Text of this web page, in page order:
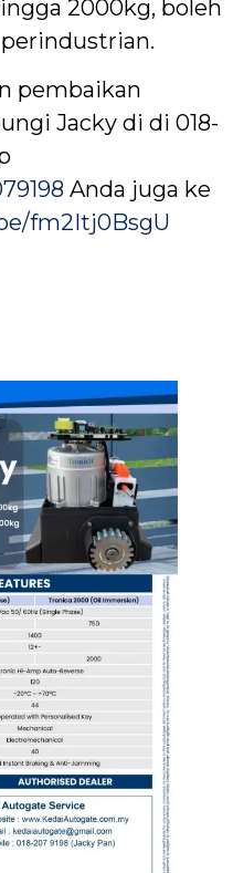
2000kg, boleh
pembaikan
Jacky di di 018-
Anda juga ke
fm2Itj0BsgU